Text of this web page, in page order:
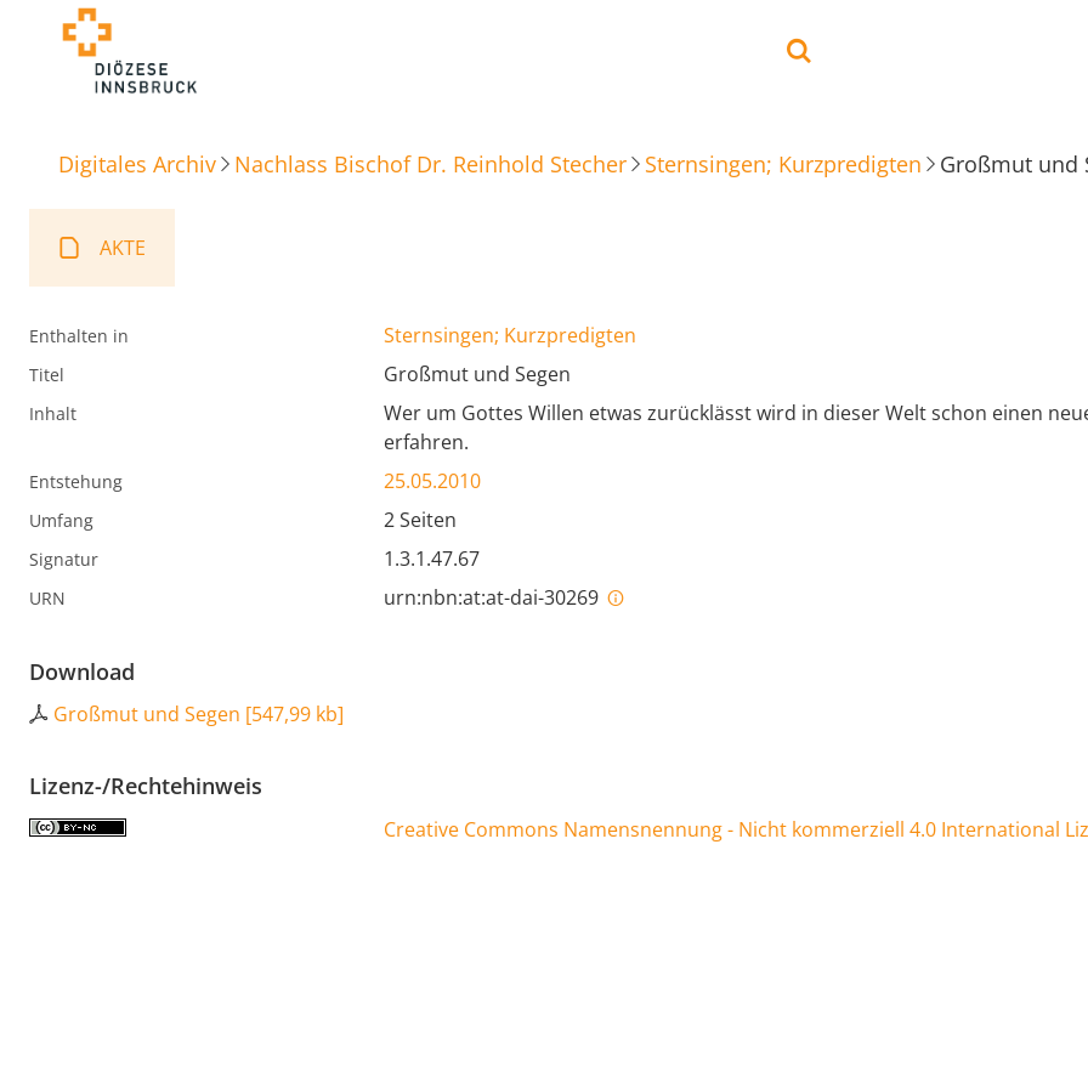
Digitales Archiv Nachlass Bischof Dr. Reinhold Stecher Sternsingen; Kurzpredigten Großmut und
AKTE
Enthalten in Sternsingen; Kurzpredigten
Titel Großmut und Segen
Inhalt
Wer um Gottes Willen etwas zurücklässt wird in dieser Welt schon einen
erfahren.
Entstehung 25.05.2010
Umfang 2 Seiten
Signatur 1.3.1.47.67
URN urn:nbn:at:at-dai-30269
Download
Großmut und Segen [547,99 kb]
Lizenz-/Rechtehinweis
Creative Commons Namensnennung - Nicht kommerziell 4.0 International